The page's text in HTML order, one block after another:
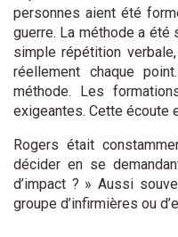
personnes aient été
guerre. La méthode a
simple répétition
réellement chaque
méthode. Les
exigeantes. Cette écoute
Rogers était
décider en se
d’impact ? » Aussi
groupe d’infirmières ou